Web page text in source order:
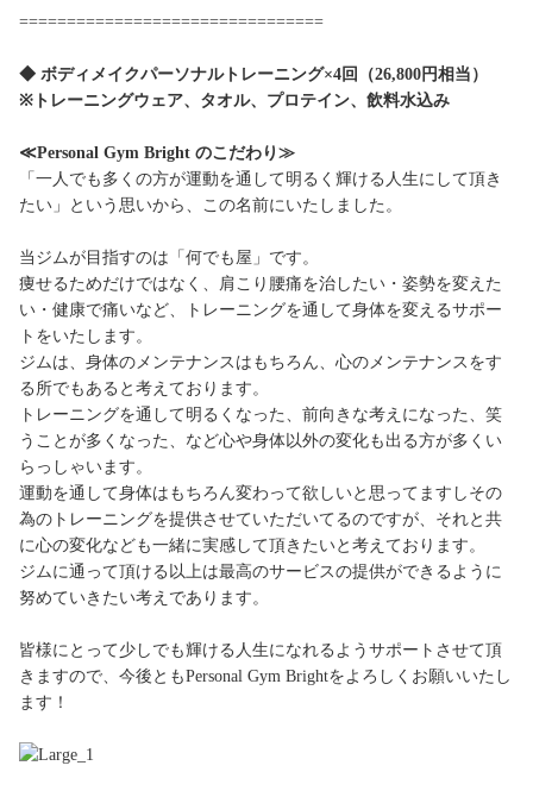
================================
◆ ボディメイクパーソナルトレーニング×4回（26,800円相当）
※トレーニングウェア、タオル、プロテイン、飲料水込み
≪Personal Gym Bright のこだわり ≫
「一人でも多くの方が運動を通して明るく輝ける人生にして頂き
たい」という思いから、この名前にいたしました。
当ジムが目指すのは「何でも屋」です。
痩せるためだけではなく、肩こり腰痛を治したい・姿勢を変えた
い・健康で痛いなど、トレーニングを通して身体を変えるサポー
トをいたします。
ジムは、身体のメンテナンスはもちろん、心のメンテナンスをす
る所でもあると考えております。
トレーニングを通して明るくなった、前向きな考えになった、笑
うことが多くなった、など心や身体以外の変化も出る方が多くい
らっしゃいます。
運動を通して身体はもちろん変わって欲しいと思ってますしその
為のトレーニングを提供させていただいてるのですが、それと共
に心の変化なども一緒に実感して頂きたいと考えております。
ジムに通って頂ける以上は最高のサービスの提供ができるように
努めていきたい考えであります。
皆様にとって少しでも輝ける人生になれるようサポートさせて頂
きますので、今後ともPersonal Gym Brightをよろしくお願いいたし
ます！